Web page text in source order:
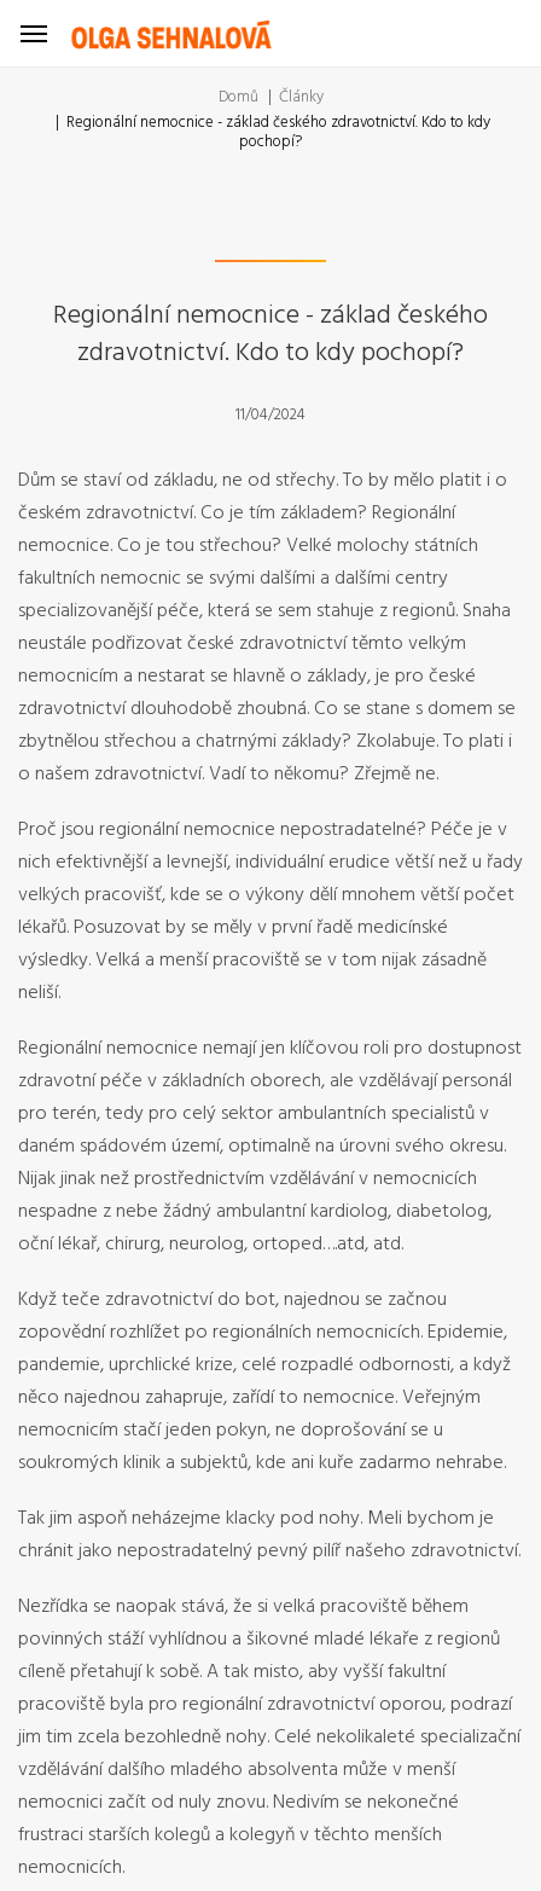
Domů
Články
Regionální nemocnice - základ českého zdravotnictví. Kdo to kdy
pochopí?
Regionální nemocnice - základ českého
zdravotnictví. Kdo to kdy pochopí?
11/04/2024
Dům se staví od základu, ne od střechy. To by mělo platit i o
českém zdravotnictví. Co je tím základem? Regionální
nemocnice. Co je tou střechou? Velké molochy státních
fakultních nemocnic se svými dalšími a dalšími centry
specializovanější péče, která se sem stahuje z regionů. Snaha
neustále podřizovat české zdravotnictví těmto velkým
nemocnicím a nestarat se hlavně o základy, je pro české
zdravotnictví dlouhodobě zhoubná. Co se stane s domem se
zbytnělou střechou a chatrnými základy? Zkolabuje. To plati i
o našem zdravotnictví. Vadí to někomu? Zřejmě ne.
Proč jsou regionální nemocnice nepostradatelné? Péče je v
nich efektivnější a levnejší, individuální erudice větší než u řady
velkých pracovišť, kde se o výkony dělí mnohem větší počet
lékařů. Posuzovat by se měly v první řadě medicínské
výsledky. Velká a menší pracoviště se v tom nijak zásadně
neliší.
Regionální nemocnice nemají jen klíčovou roli pro dostupnost
zdravotní péče v základních oborech, ale vzdělávají personál
pro terén, tedy pro celý sektor ambulantních specialistů v
daném spádovém území, optimalně na úrovni svého okresu.
Nijak jinak než prostřednictvím vzdělávání v nemocnicích
nespadne z nebe žádný ambulantní kardiolog, diabetolog,
oční lékař, chirurg, neurolog, ortoped….atd, atd.
Když teče zdravotnictví do bot, najednou se začnou
zopovědní rozhlížet po regionálních nemocnicích. Epidemie,
pandemie, uprchlické krize, celé rozpadlé odbornosti, a když
něco najednou zahapruje, zařídí to nemocnice. Veřejným
nemocnicím stačí jeden pokyn, ne doprošování se u
soukromých klinik a subjektů, kde ani kuře zadarmo nehrabe.
Tak jim aspoň neházejme klacky pod nohy. Meli bychom je
chránit jako nepostradatelný pevný pilíř našeho zdravotnictví.
Nezřídka se naopak stává, že si velká pracoviště během
povinných stáží vyhlídnou a šikovné mladé lékaře z regionů
cíleně přetahují k sobě. A tak misto, aby vyšší fakultní
pracoviště byla pro regionální zdravotnictví oporou, podrazí
jim tim zcela bezohledně nohy. Celé nekolikaleté specializační
vzdělávání dalšího mladého absolventa může v menší
nemocnici začít od nuly znovu. Nedivím se nekonečné
frustraci starších kolegů a kolegyň v těchto menších
nemocnicích.